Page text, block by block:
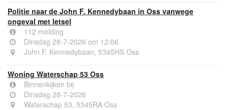
Politie naar de John F. Kennedybaan in Oss vanwege
ongeval met letsel
112 melding
Dinsdag 28-7-2026 om 12:06
John F. Kennedybaan, 5345HS Oss
Woning Waterschap 53 Oss
Binnenkijken bij
Dinsdag 28-7-2026
Waterschap 53, 5345RA Oss